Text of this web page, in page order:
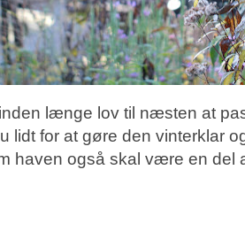
længe lov til næsten at
lidt for at gøre den vinterklar
haven også skal være en del